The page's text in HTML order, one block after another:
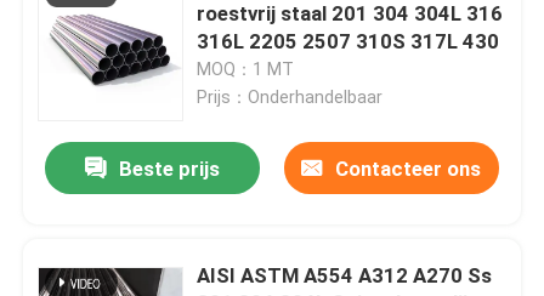
roestvrij staal 201 304 304L 316
316L 2205 2507 310S 317L 430
MOQ：1 MT
Prijs：Onderhandelbaar
Beste prijs Contacteer ons
AISI ASTM A554 A312 A270 Ss